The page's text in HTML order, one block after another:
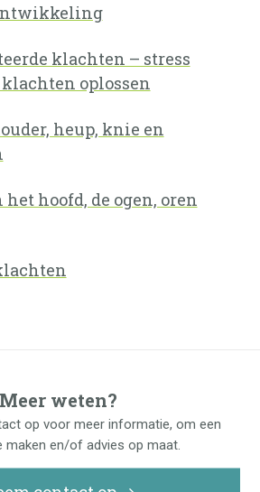
klachten – stress
oplossen
heup, knie en
hoofd, de ogen, oren
Meer weten?
op voor meer informatie, om een
maken en/of advies op maat.